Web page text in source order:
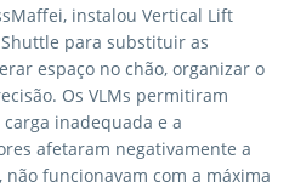
instalou Vertical Lift
para substituir as
espaço no chão, organizar o
Os VLMs permitiram
inadequada e a
afetaram negativamente a
não funcionavam com a máxima